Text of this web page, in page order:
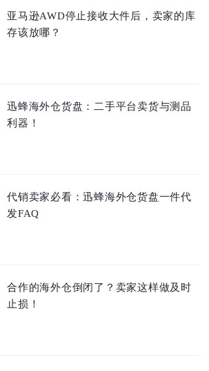
亚马逊AWD停止接收大件后，卖家的库
存该放哪？
迅蜂海外仓货盘：二手平台卖货与测品
利器！
代销卖家必看：迅蜂海外仓货盘一件代
发FAQ
合作的海外仓倒闭了？卖家这样做及时
止损！